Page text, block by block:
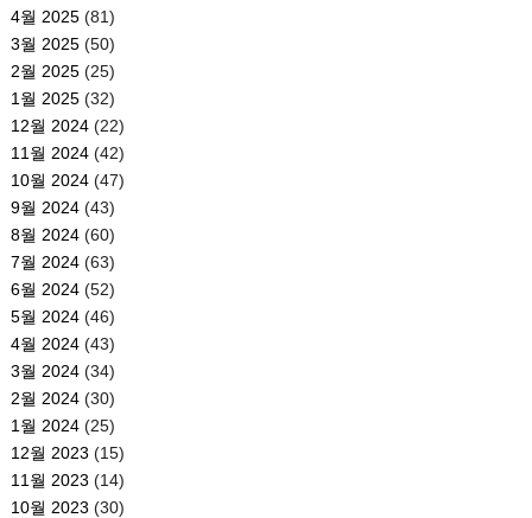
4월 2025(81)
3월 2025(50)
2월 2025(25)
1월 2025(32)
12월 2024(22)
11월 2024(42)
10월 2024(47)
9월 2024(43)
8월 2024(60)
7월 2024(63)
6월 2024(52)
5월 2024(46)
4월 2024(43)
3월 2024(34)
2월 2024(30)
1월 2024(25)
12월 2023 (15)
11월 2023 (14)
10월 2023 (30)